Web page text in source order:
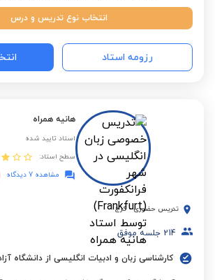
انتخاب نوع تدریس و درس
رزومه استاد
هانیه همراه
استاد تایید شده
سطح استاد:
مشاهده 7 دیدگاه
تدریس حضوری - کرج
214 جلسه موفق
کارشناسی زبان و ادبیات انگلیسی از دانشگاه